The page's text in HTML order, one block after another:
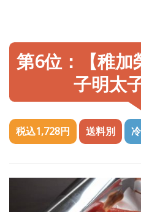
第6位：【稚加
子明太
税込1,728円 送料別